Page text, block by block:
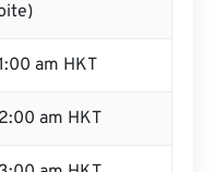
am HKT
am HKT